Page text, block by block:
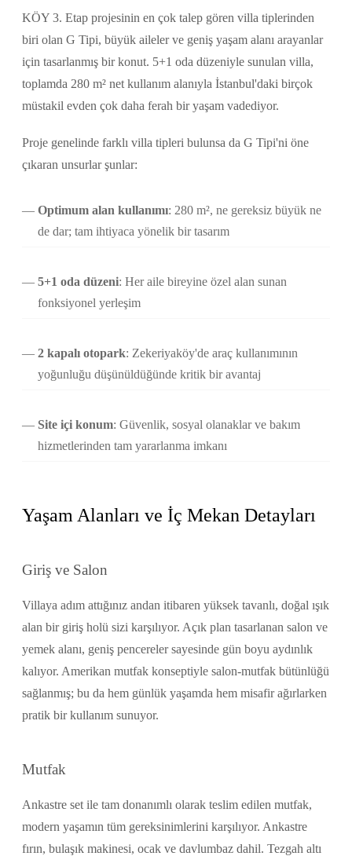
KÖY 3. Etap projesinin en çok talep gören villa tiplerinden
biri olan G Tipi, büyük aileler ve geniş yaşam alanı arayanlar
için tasarlanmış bir konut. 5+1 oda düzeniyle sunulan villa,
toplamda 280 m² net kullanım alanıyla İstanbul'daki birçok
müstakil evden çok daha ferah bir yaşam vadediyor.
Proje genelinde farklı villa tipleri bulunsa da G Tipi'ni öne
çıkaran unsurlar şunlar:
Optimum alan kullanımı: 280 m², ne gereksiz büyük ne
de dar; tam ihtiyaca yönelik bir tasarım
5+1 oda düzeni: Her aile bireyine özel alan sunan
fonksiyonel yerleşim
2 kapalı otopark: Zekeriyaköy'de araç kullanımının
yoğunluğu düşünüldüğünde kritik bir avantaj
Site içi konum: Güvenlik, sosyal olanaklar ve bakım
hizmetlerinden tam yararlanma imkanı
Yaşam Alanları ve İç Mekan Detayları
Giriş ve Salon
Villaya adım attığınız andan itibaren yüksek tavanlı, doğal ışık
alan bir giriş holü sizi karşılıyor. Açık plan tasarlanan salon ve
yemek alanı, geniş pencereler sayesinde gün boyu aydınlık
kalıyor. Amerikan mutfak konseptiyle salon-mutfak bütünlüğü
sağlanmış; bu da hem günlük yaşamda hem misafir ağırlarken
pratik bir kullanım sunuyor.
Mutfak
Ankastre set ile tam donanımlı olarak teslim edilen mutfak,
modern yaşamın tüm gereksinimlerini karşılıyor. Ankastre
fırın, bulaşık makinesi, ocak ve davlumbaz dahil. Tezgah altı